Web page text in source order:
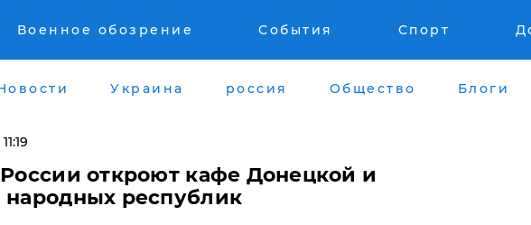
Военное обозрение События Спорт
Украина россия Общество Блоги
откроют кафе Донецкой и
народных республик